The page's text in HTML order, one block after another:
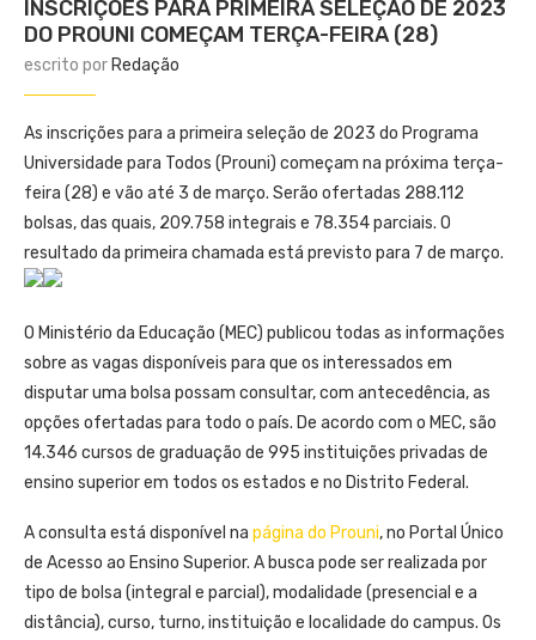
INSCRIÇÕES PARA PRIMEIRA SELEÇÃO DE 2023
DO PROUNI COMEÇAM TERÇA-FEIRA (28)
escrito por Redação
As inscrições para a primeira seleção de 2023 do Programa
Universidade para Todos (Prouni) começam na próxima terça-
feira (28) e vão até 3 de março. Serão ofertadas 288.112
bolsas, das quais, 209.758 integrais e 78.354 parciais. O
resultado da primeira chamada está previsto para 7 de março.
O Ministério da Educação (MEC) publicou todas as informações
sobre as vagas disponíveis para que os interessados em
disputar uma bolsa possam consultar, com antecedência, as
opções ofertadas para todo o país. De acordo com o MEC, são
14.346 cursos de graduação de 995 instituições privadas de
ensino superior em todos os estados e no Distrito Federal.
A consulta está disponível na página do Prouni, no Portal Único
de Acesso ao Ensino Superior. A busca pode ser realizada por
tipo de bolsa (integral e parcial), modalidade (presencial e a
distância), curso, turno, instituição e localidade do campus. Os